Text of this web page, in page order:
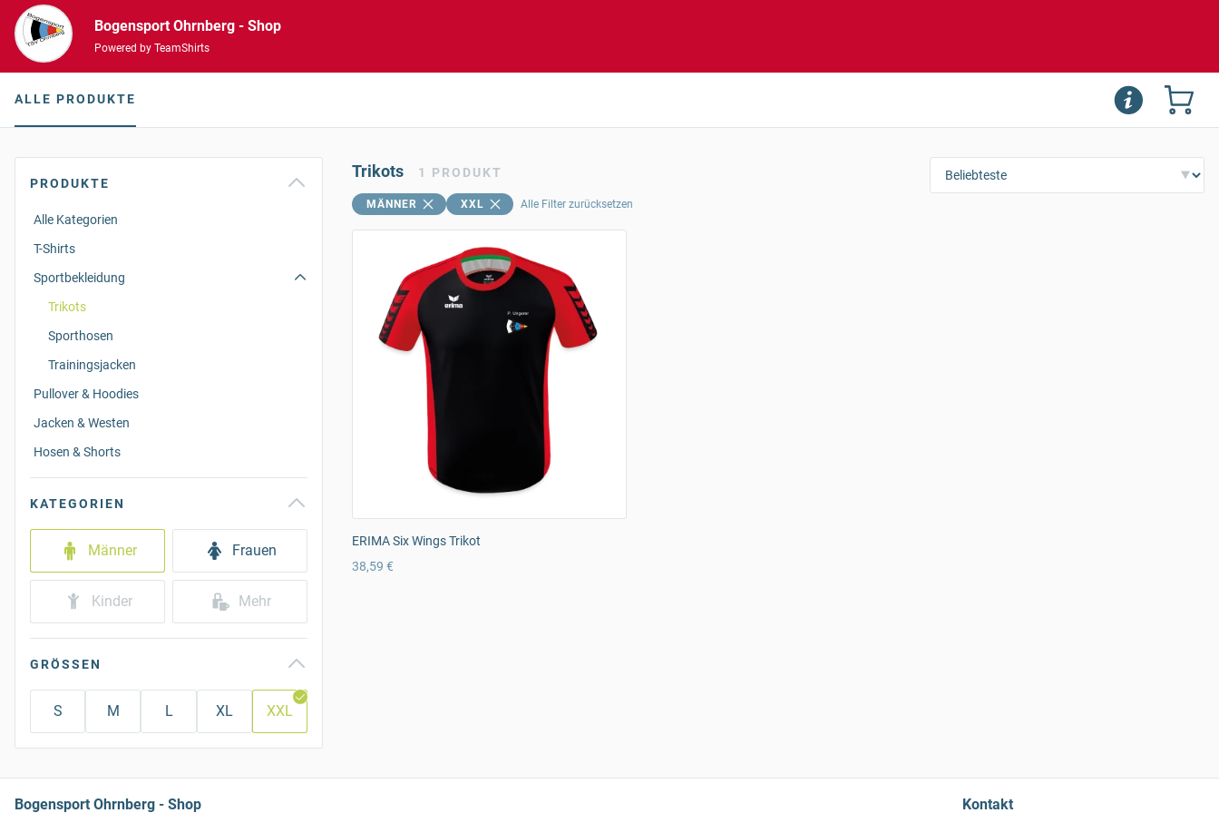
Bogensport Ohrnberg - Shop
Powered by TeamShirts
ALLE PRODUKTE
PRODUKTE
Alle Kategorien
T-Shirts
Sportbekleidung
Trikots
Sporthosen
Trainingsjacken
Pullover & Hoodies
Jacken & Westen
Hosen & Shorts
KATEGORIEN
Männer Frauen
Kinder Mehr
GRÖSSEN
S M L XL XXL
Trikots 1 PRODUKT
MÄNNER XXL Alle Filter zurücksetzen
ERIMA Six Wings Trikot
38,59 €
Bogensport Ohrnberg - Shop Kontakt